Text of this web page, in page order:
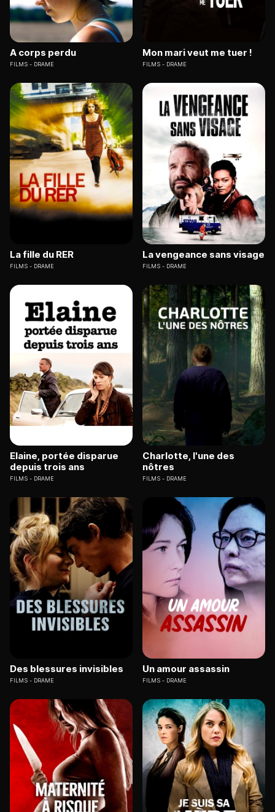
A corps perdu
FILMS DRAME
Mon mari veut me tuer !
FILMS DRAME
La fille du RER
FILMS DRAME
La vengeance sans visage
FILMS DRAME
Elaine, portée disparue
depuis trois ans
FILMS DRAME
Charlotte, l'une des
nôtres
FILMS DRAME
Des blessures invisibles
FILMS DRAME
Un amour assassin
FILMS DRAME